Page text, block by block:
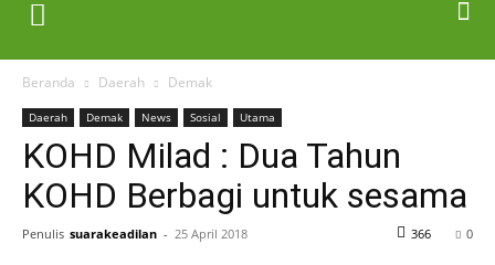
Beranda Daerah Demak
Daerah Demak News Sosial Utama
KOHD Milad : Dua Tahun
KOHD Berbagi untuk sesama
Penulis suarakeadilan - 25 April 2018 0
366